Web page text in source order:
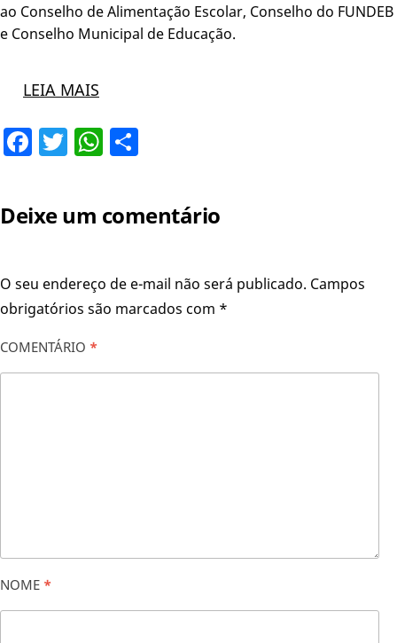
ao Conselho de Alimentação Escolar, Conselho do FUNDEB
e Conselho Municipal de Educação.
LEIA MAIS
Facebook
TwitterWhatsApp
Deixe um comentário
O seu endereço de e-mail não será publicado. Campos
obrigatórios são marcados com *
COMENTÁRIO *
NOME *